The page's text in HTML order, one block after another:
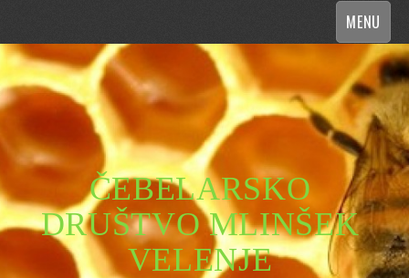
MENU
ČEBELARSKO
DRUŠTVO MLINŠEK
VELENJE